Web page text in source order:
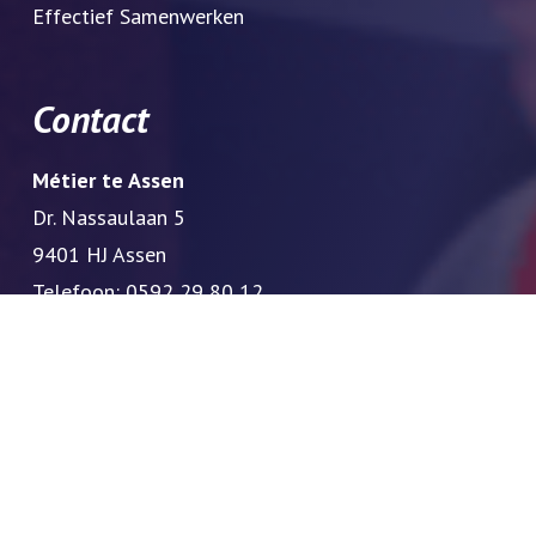
Effectief Samenwerken
Contact
Métier te Assen
Dr. Nassaulaan 5
9401 HJ Assen
Telefoon:0592 29 80 12